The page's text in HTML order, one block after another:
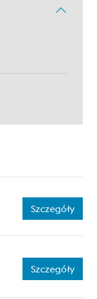
Szczegóły
Szczegóły